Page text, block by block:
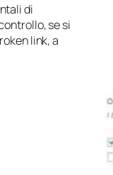
di
se si
link, a